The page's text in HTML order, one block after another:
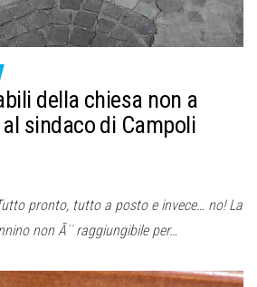
della chiesa non a
sindaco di Campoli
pronto, tutto a posto e invece… no! La
non Ã¨ raggiungibile per…